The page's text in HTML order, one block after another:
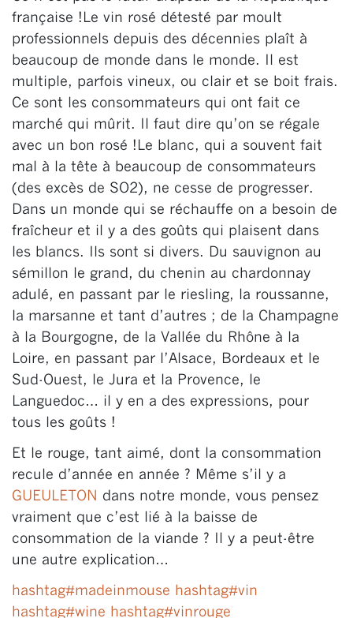
française ! Le vin rosé détesté par moult
professionnels depuis des décennies plaît à
beaucoup de monde dans le monde. Il est
multiple, parfois vineux, ou clair et se boit frais.
Ce sont les consommateurs qui ont fait ce
marché qui mûrit. Il faut dire qu’on se régale
avec un bon rosé !Le blanc, qui a souvent fait
mal à la tête à beaucoup de consommateurs
(des excès de SO2), ne cesse de progresser.
Dans un monde qui se réchauffe on a besoin de
fraîcheur et il y a des goûts qui plaisent dans
les blancs. Ils sont si divers. Du sauvignon au
sémillon le grand, du chenin au chardonnay
adulé, en passant par le riesling, la roussanne,
la marsanne et tant d’autres ; de la Champagne
à la Bourgogne, de la Vallée du Rhône à la
Loire, en passant par l’Alsace, Bordeaux et le
Sud-Ouest, le Jura et la Provence, le
Languedoc… il y en a des expressions, pour
tous les goûts !
Et le rouge, tant aimé, dont la consommation
recule d’année en année ? Même s’il y a
GUEULETON dans notre monde, vous pensez
vraiment que c’est lié à la baisse de
consommation de la viande ? Il y a peut-être
une autre explication…
hashtag#madeinmouse hashtag#vin
hashtag#wine hashtag#vinrouge